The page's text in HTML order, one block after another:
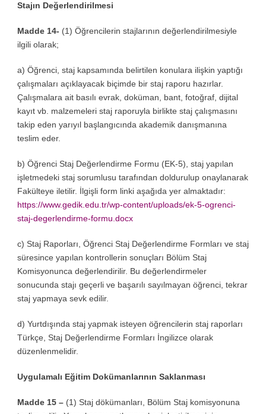
Stajın Değerlendirilmesi
Madde 14- (1) Öğrencilerin stajlarının değerlendirilmesiyle
ilgili olarak;
a) Öğrenci, staj kapsamında belirtilen konulara ilişkin yaptığı
çalışmaları açıklayacak biçimde bir staj raporu hazırlar.
Çalışmalara ait basılı evrak, doküman, bant, fotoğraf, dijital
kayıt vb. malzemeleri staj raporuyla birlikte staj çalışmasını
takip eden yarıyıl başlangıcında akademik danışmanına
teslim eder.
b) Öğrenci Staj Değerlendirme Formu (EK-5), staj yapılan
işletmedeki staj sorumlusu tarafından doldurulup onaylanarak
Fakülteye iletilir. İlgişli form linki aşağıda yer almaktadır:
https://www.gedik.edu.tr/wp-content/uploads/ek-5-ogrenci-
staj-degerlendirme-formu.docx
c) Staj Raporları, Öğrenci Staj Değerlendirme Formları ve staj
süresince yapılan kontrollerin sonuçları Bölüm Staj
Komisyonunca değerlendirilir. Bu değerlendirmeler
sonucunda stajı geçerli ve başarılı sayılmayan öğrenci, tekrar
staj yapmaya sevk edilir.
d) Yurtdışında staj yapmak isteyen öğrencilerin staj raporları
Türkçe, Staj Değerlendirme Formları İngilizce olarak
düzenlenmelidir.
Uygulamalı Eğitim Dokümanlarının Saklanması
Madde 15 – (1) Staj dökümanları, Bölüm Staj komisyonuna